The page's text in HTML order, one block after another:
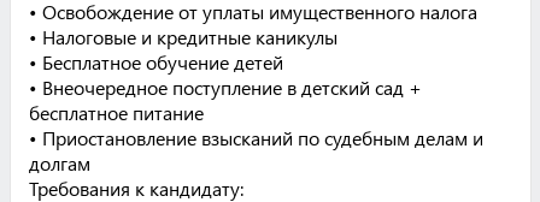
• Освобождение от уплаты имущественного налога
• Налоговые и кредитные каникулы
• Бесплатное обучение детей
• Внеочередное поступление в детский сад +
бесплатное питание
• Приостановление взысканий по судебным делам и
долгам
Требования к кандидату: